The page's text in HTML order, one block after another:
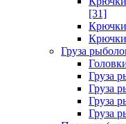
[31]
Груза
Груза
Груза
Груза
Груза